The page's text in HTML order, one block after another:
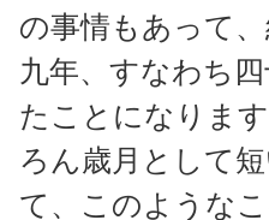
の事情もあって
九年、すなわち
たことになりま
ろん歳月として
て、このような